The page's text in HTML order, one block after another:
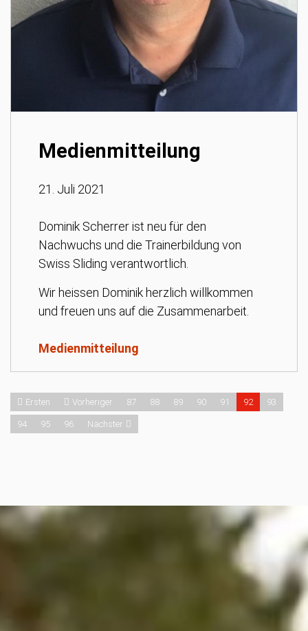
Medienmitteilung
21. Juli 2021
Dominik Scherrer ist neu für den
Nachwuchs und die Trainerbildung von
Swiss Sliding verantwortlich.
Wir heissen Dominik herzlich willkommen
und freuen uns auf die Zusammenarbeit.
Medienmitteilung
Ersten Vorheriger 87 88 89 90 91 92 93
94 95 96 Nächster